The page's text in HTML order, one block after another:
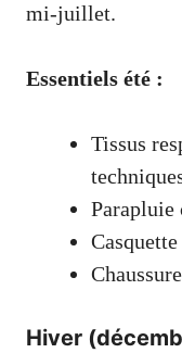
mi-juillet.
Essentiels été :
Tissus
Parapluie
Hiver